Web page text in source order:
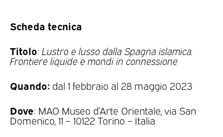
Scheda tecnica
Titolo: Lustro e lusso dalla Spagna islamica.
Frontiere liquide e mondi in connessione
Quando: dal 1 febbraio al 28 maggio 2023
Dove: MAO Museo d’Arte Orientale, via San
Domenico, 11 – 10122 Torino – Italia